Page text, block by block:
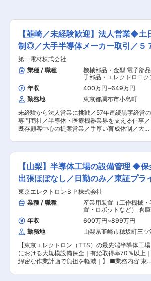
【韮崎／未経験歓迎】法人営業◆土
制◎／大手半導体メーカー取引／５
専門商社
第一電材株式会社
業種 / 職種
機械部品・金型 電子部品
子部品・エレクトロニ
（国内） 自動車・建機
業（国内）
年収 400万円~649万円
勤務地
東京都調布市小島町
未経験から法人営業に挑戦／57年連続黒字経営の
専門商社／半導体・医療機器業界を支える仕事／
既存顧客中心の提案営業／手厚い育成体制／大手
や医療機器メーカーを中心とした企業様に各企業
の装置にあわせたオーダーメイドケーブルをご提
案し、納品する提案型ソリューション営業を行っ
て頂きます。※既存中心で、新規は既存顧客から
のご紹介のため、テレアポや飛び込みは一切無し
■入社後： 電線・ケーブルというかなりニッチな
商材を扱う専門商社の為、仕事の流れや商品につ
いて、お客様の名前・住所を覚えてもらうために
1年ほど物流業務を担当。その後、事務作業とし
て、同社販売管理システムを使用しての受発注管
理、納期管理を実施。半年〜1年後、営業担当に
なります。 ■組織：20名程 拠点長：40代、拠点
長代理：30代、主任2名：30代の他メンバー20
代 ※仲が良く風通しの良い雰囲気 ※加工工場が併
設：製造担当と営業担当の距離が近く、密なコミ
ュニケーションが可能 ■評価： プロセス評価7割
【山梨】半導体工場の設備管理 ◆
出張ほぼなし／日勤のみ／東証プラ
東京エレクトロンＢＰ株式会社
業種 / 職種
産業用装置（工作機械
置・ロボットなど） 倉
ビルメンテナンス（商業
オフィス） 工場ファシリ
ィリティ（電気・空調衛
年収 600万円~899万円
勤務地
山梨県韮崎市穂坂町三ツ
【東京エレクトロン（TTS）の最先端半導体工場
における大規模設備保全｜有給取得率70％以上｜
綿密な作業計画で負担を軽減｜】 ■業務内容 東